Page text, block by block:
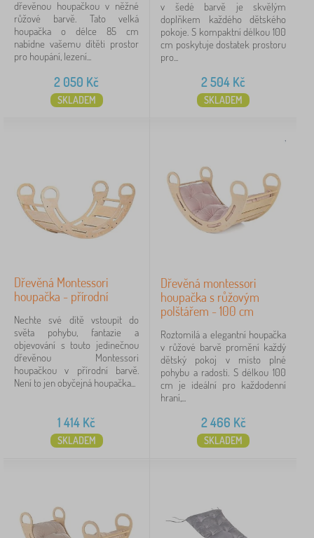
dřevěnou houpačkou v něžné
růžové barvě. Tato velká
houpačka o délce 85 cm
nabídne vašemu dítěti prostor
pro houpání, lezení...
2 050 Kč
SKLADEM
v šedé barvě je skvělým
doplňkem každého dětského
pokoje. S kompaktní délkou 100
cm poskytuje dostatek prostoru
pro...
2 504 Kč
SKLADEM
Dřevěná Montessori
houpačka - přírodní
Nechte své dítě vstoupit do
světa pohybu, fantazie a
objevování s touto jedinečnou
dřevěnou Montessori
houpačkou v přírodní barvě.
Není to jen obyčejná houpačka...
1 414 Kč
SKLADEM
Dřevěná montessori
houpačka s růžovým
polštářem - 100 cm
Roztomilá a elegantní houpačka
v růžové barvě promění každý
dětský pokoj v místo plné
pohybu a radosti. S délkou 100
cm je ideální pro každodenní
hraní,...
2 466 Kč
SKLADEM